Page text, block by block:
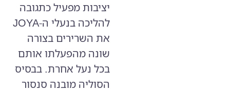
יציבות מפעיל כתגובה
להליכה בנעלי ה-JOYA
את השרירים בצורה
שונה מהפעלתו אותם
בכל נעל אחרת. בבסיס
הסוליה מובנה סנסור